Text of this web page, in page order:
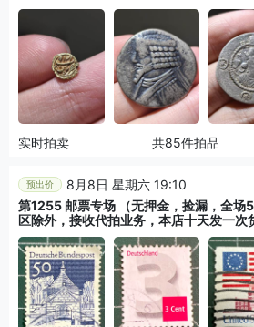
实时拍卖 共85件拍品
预出价
8月8日 星期六 19:10
第1255 邮票专场 （无押金，捡漏，全场
区除外，接收代拍业务，本店十天发一次